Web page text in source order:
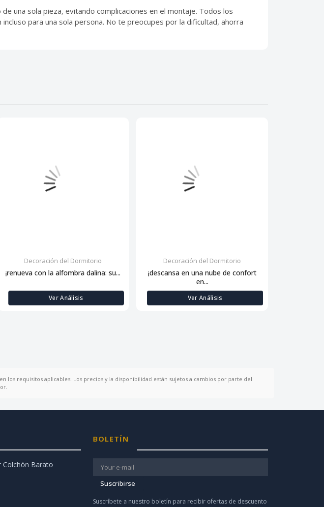
una sola pieza, evitando complicaciones en el montaje. Todos los
para una sola persona. No te preocupes por la dificultad, ahorra
Decoración del Dormitorio
¡renueva con la alfombra dalina: su...
Ver Análisis
Decoración del Dormitorio
¡descansa en una nube de confort
en...
Ver Análisis
los requisitos aplicables. Los precios y la disponibilidad están sujetos a cambios por parte del
Barato
BOLETÍN
Suscribirse
Suscríbete a nuestro boletín para recibir ofertas de descuento